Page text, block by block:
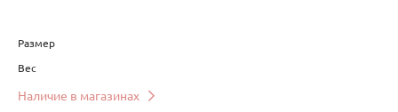
Размер
Вес
Наличие в магазинах